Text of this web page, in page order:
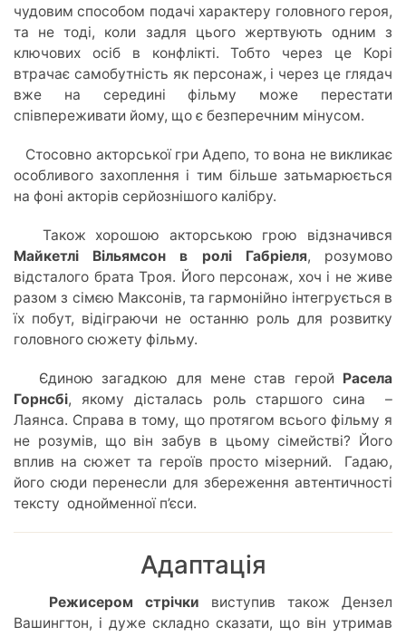
чудовим способом подачі характеру головного героя,
та не тоді, коли задля цього жертвують одним з
ключових осіб в конфлікті. Тобто через це Корі
втрачає самобутність як персонаж, і через це глядач
вже на середині фільму може перестати
співпереживати йому, що є безперечним мінусом.
Стосовно акторської гри Адепо, то вона не викликає
особливого захоплення і тим більше затьмарюється
на фоні акторів серйознішого калібру.
Також хорошою акторською грою відзначився
Майкетлі Вільямсон в ролі Габріеля, розумово
відсталого брата Троя. Його персонаж, хоч і не живе
разом з сімєю Максонів, та гармонійно інтегрується в
їх побут, відіграючи не останню роль для розвитку
головного сюжету фільму.
Єдиною загадкою для мене став герой Расела
Горнсбі, якому дісталась роль старшого сина –
Лаянса. Справа в тому, що протягом всього фільму я
не розумів, що він забув в цьому сімействі? Його
вплив на сюжет та героїв просто мізерний. Гадаю,
його сюди перенесли для збереження автентичності
тексту однойменної п’єси.
Адаптація
Режисером стрічки виступив також Дензел
Вашингтон, і дуже складно сказати, що він утримав